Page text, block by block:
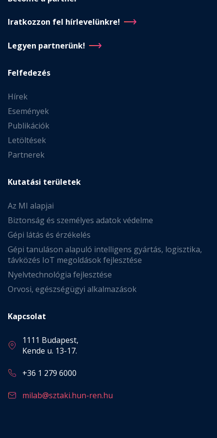
Iratkozzon fel hírlevelünkre!
Legyen partnerünk!
Felfedezés
Hírek
Események
Publikációk
Letöltések
Partnerek
Kutatási területek
Az MI alapjai
Biztonság és személyes adatok védelme
Gépi látás és érzékelés
Gépi tanuláson alapuló intelligens gyártás, logisztika,
távközés IoT megoldások fejlesztése
Nyelvtechnológia fejlesztése
Orvosi, egészségügyi alkalmazások
Kapcsolat
1111 Budapest,
Kende u. 13-17.
+36 1 279 6000
milab@sztaki.hun-ren.hu